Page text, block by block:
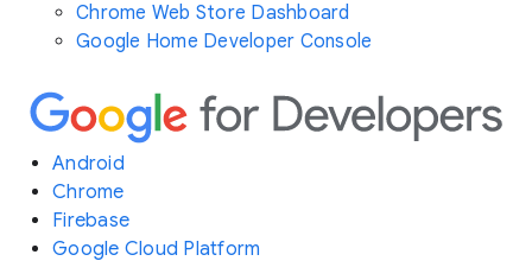
Chrome Web Store Dashboard
Google Home Developer Console
Android
Chrome
Firebase
Google Cloud Platform